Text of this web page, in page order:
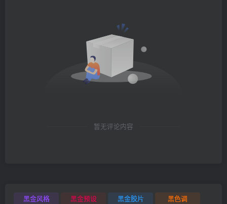
暂无评论内容
黑金风格 黑金预设 黑金胶片
黑色调